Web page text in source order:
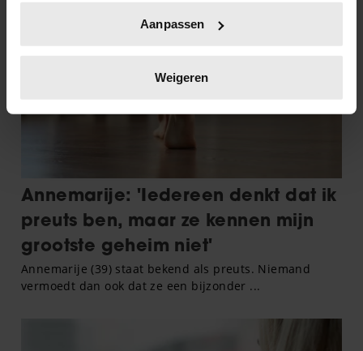
scannen op specifieke eigenschappen (fingerprinting)
verwerkt en stel uw voorkeuren in het
intrekken in de Cookieverklaring.
en om ons websiteverkeer te analyseren. Ook delen we
partners voor social media, adverteren en analyse. Deze
partners kunnen deze gegevens combineren met andere
informatie die u aan ze heeft verstrekt of die ze hebben
verzameld op basis van uw gebruik van hun services. U
Aanpassen
Weigeren